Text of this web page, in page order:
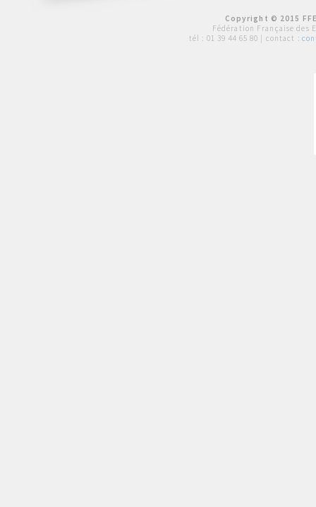
Copyright © 2015
Fédération Française des
tél : 01 39 44 65 80 | contact :